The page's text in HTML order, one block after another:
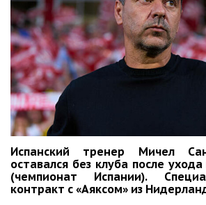
Испанский тренер Мичел
оставался без клуба после
(чемпионат Испании).
контракт с «Аяксом» из